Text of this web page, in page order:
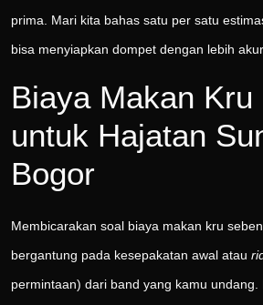
prima. Mari kita bahas satu per satu
bisa menyiapkan dompet dengan lebih
Biaya Makan Kru
untuk Hajatan
Bogor
Membicarakan soal biaya makan kru
bergantung pada kesepakatan awal atau
permintaan) dari band yang kamu